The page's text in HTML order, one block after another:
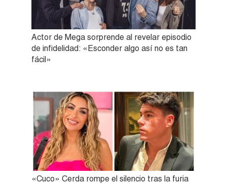
Actor de Mega sorprende al revelar episodio
de infidelidad: «Esconder algo así no es tan
fácil»
«Cuco» Cerda rompe el silencio tras la furia